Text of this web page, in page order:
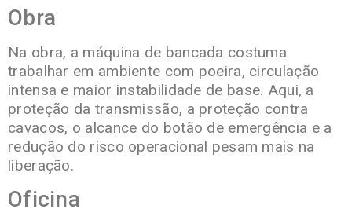
Obra
Na obra, a máquina de bancada costuma
trabalhar em ambiente com poeira, circulação
intensa e maior instabilidade de base. Aqui, a
proteção da transmissão, a proteção contra
cavacos, o alcance do botão de emergência e a
redução do risco operacional pesam mais na
liberação.
Oficina